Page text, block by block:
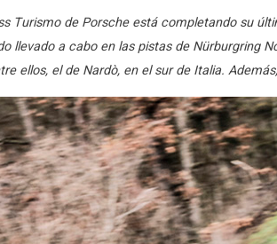
Turismo de Porsche está completando su
llevado a cabo en las pistas de Nürburgring
ellos, el de Nardò, en el sur de Italia.